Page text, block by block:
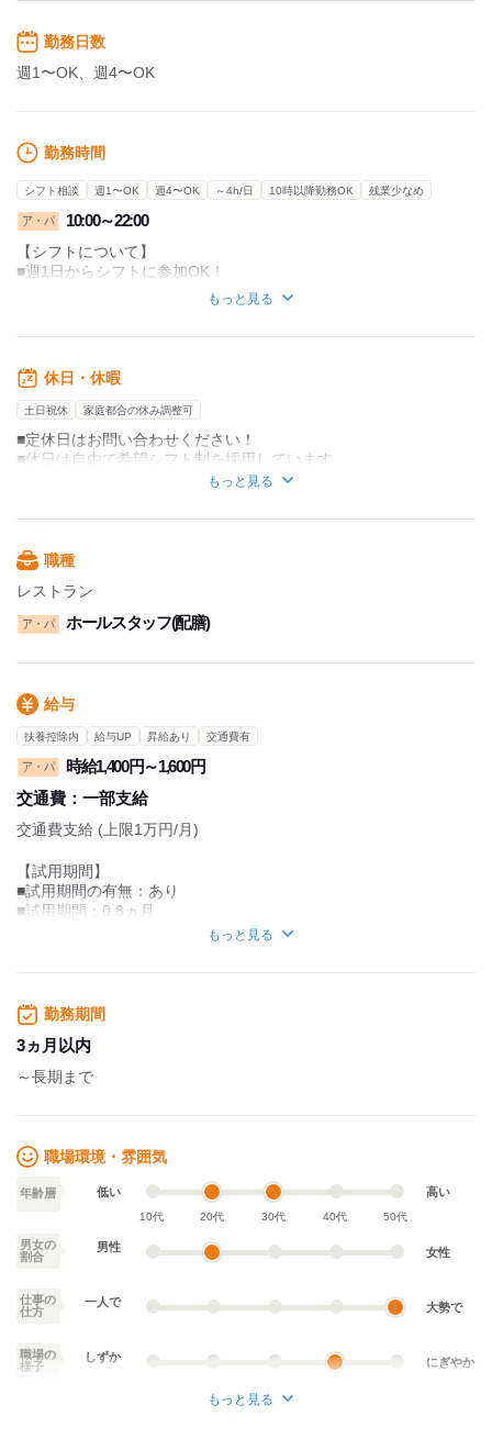
勤務日数
週1〜OK、週4〜OK
勤務時間
シフト相談 週1〜OK 週4〜OK ～4h/日 10時以降勤務OK 残業少なめ
ア・パ 10:00～22:00
【シフトについて】
■週1日からシフトに参加OK！
講義のスキマ時間にもピッタリ♪
■休憩はゼロ！
サクッと短時間、効率よく働けます。
【シフト例】
・フリーで忙しいあなたも！
【サクッと夕方シフト 16:00～20:00】
・しっかり稼ぎたい方に！
・授業後のお小遣い稼ぎに◎
【ライトナイトシフト 18:00～22:00】
未経験でも大歓迎！
もっと見る
休日・休暇
土日祝休 家庭都合の休み調整可
■定休日はお問い合わせください！
■休日は自由で希望シフト制を採用しています。
■GWや年末年始も働く日を選べる自由さ。
■育休・産休制度は現在設けております
もっと見る
職種
レストラン
ア・パ ホールスタッフ(配膳)
給与
扶養控除内 給与UP 昇給あり 交通費有
ア・パ
時給1,400円～1,600円
交通費： 一部支給
交通費支給 (上限1万円/月)
【試用期間】
■試用期間の有無：あり
■試用期間：0.8ヵ月
【収入例】
●楽しい学校生活と両立プラン
＝1日あたり 5,600円×月4日
時給1,750円×1日8h×週3勤務
＝1日あたり 14,000円×月12日
＝月収例 168,000円
音符のように軽やかなバイトライフを♪
飲食店未経験でも大歓迎！
働く楽しさを味わいながら、
あなたらしく稼ぎましょう！
もっと見る
勤務期間
3ヵ月以内
～長期まで
職場環境・雰囲気
年齢層 低い
10代 20代 30代 40代 50代
高い
男女の
割合
男性 女性
仕事の
仕方
一人で 大勢で
職場の
様子
しずか にぎやか
もっと見る